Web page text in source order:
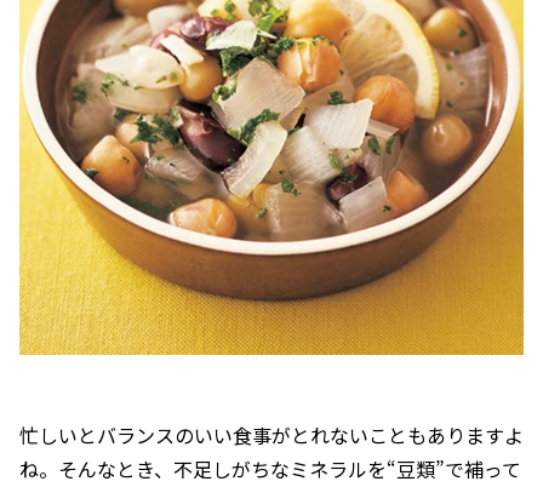
忙しいとバランスのいい食事がとれないこともありますよ
ね。そんなとき、不足しがちなミネラルを“豆類”で補って